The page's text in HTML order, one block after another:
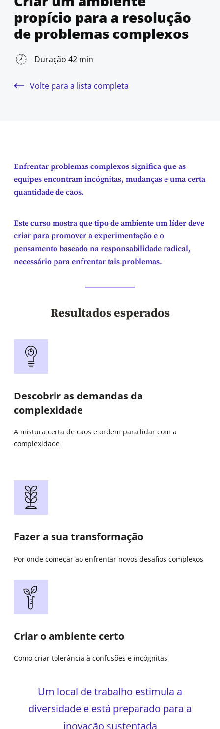
propício para a resolução
de problemas complexos
Duração 42 min
Volte para a lista completa
Enfrentar problemas complexos significa que as
equipes encontram incógnitas, mudanças e uma certa
quantidade de caos.
Este curso mostra que tipo de ambiente um líder deve
criar para promover a experimentação e o
pensamento baseado na responsabilidade radical,
necessário para enfrentar tais problemas.
Resultados esperados
Descobrir as demandas da
complexidade
A mistura certa de caos e ordem para lidar com a
complexidade
Fazer a sua transformação
Por onde começar ao enfrentar novos desafios complexos
Criar o ambiente certo
Como criar tolerância à confusões e incógnitas
Um local de trabalho estimula a
diversidade e está preparado para a
inovação sustentada